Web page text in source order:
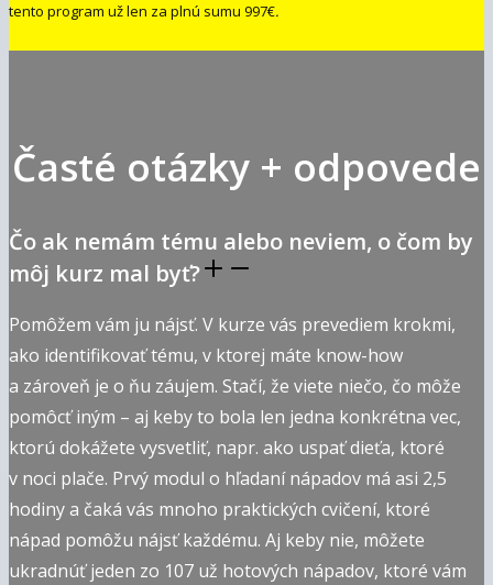
tento program už len za plnú sumu 997€.
Časté otázky + odpovede
Čo ak nemám tému alebo neviem, o čom by
môj kurz mal byť?
Pomôžem vám ju nájsť. V kurze vás prevediem krokmi,
ako identifikovať tému, v ktorej máte know-how
a zároveň je o ňu záujem. Stačí, že viete niečo, čo môže
pomôcť iným – aj keby to bola len jedna konkrétna vec,
ktorú dokážete vysvetliť, napr. ako uspať dieťa, ktoré
v noci plače. Prvý modul o hľadaní nápadov má asi 2,5
hodiny a čaká vás mnoho praktických cvičení, ktoré
nápad pomôžu nájsť každému. Aj keby nie, môžete
ukradnúť jeden zo 107 už hotových nápadov, ktoré vám